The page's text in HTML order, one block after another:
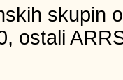
skupin
ostali